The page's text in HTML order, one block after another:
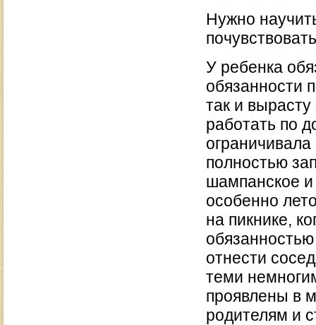
Нужно
У ребенка
обязанности
так и
работать по
полностью
шампанское и
особенно
на пикнике,
отнести
теми
проявлены в
родителям и